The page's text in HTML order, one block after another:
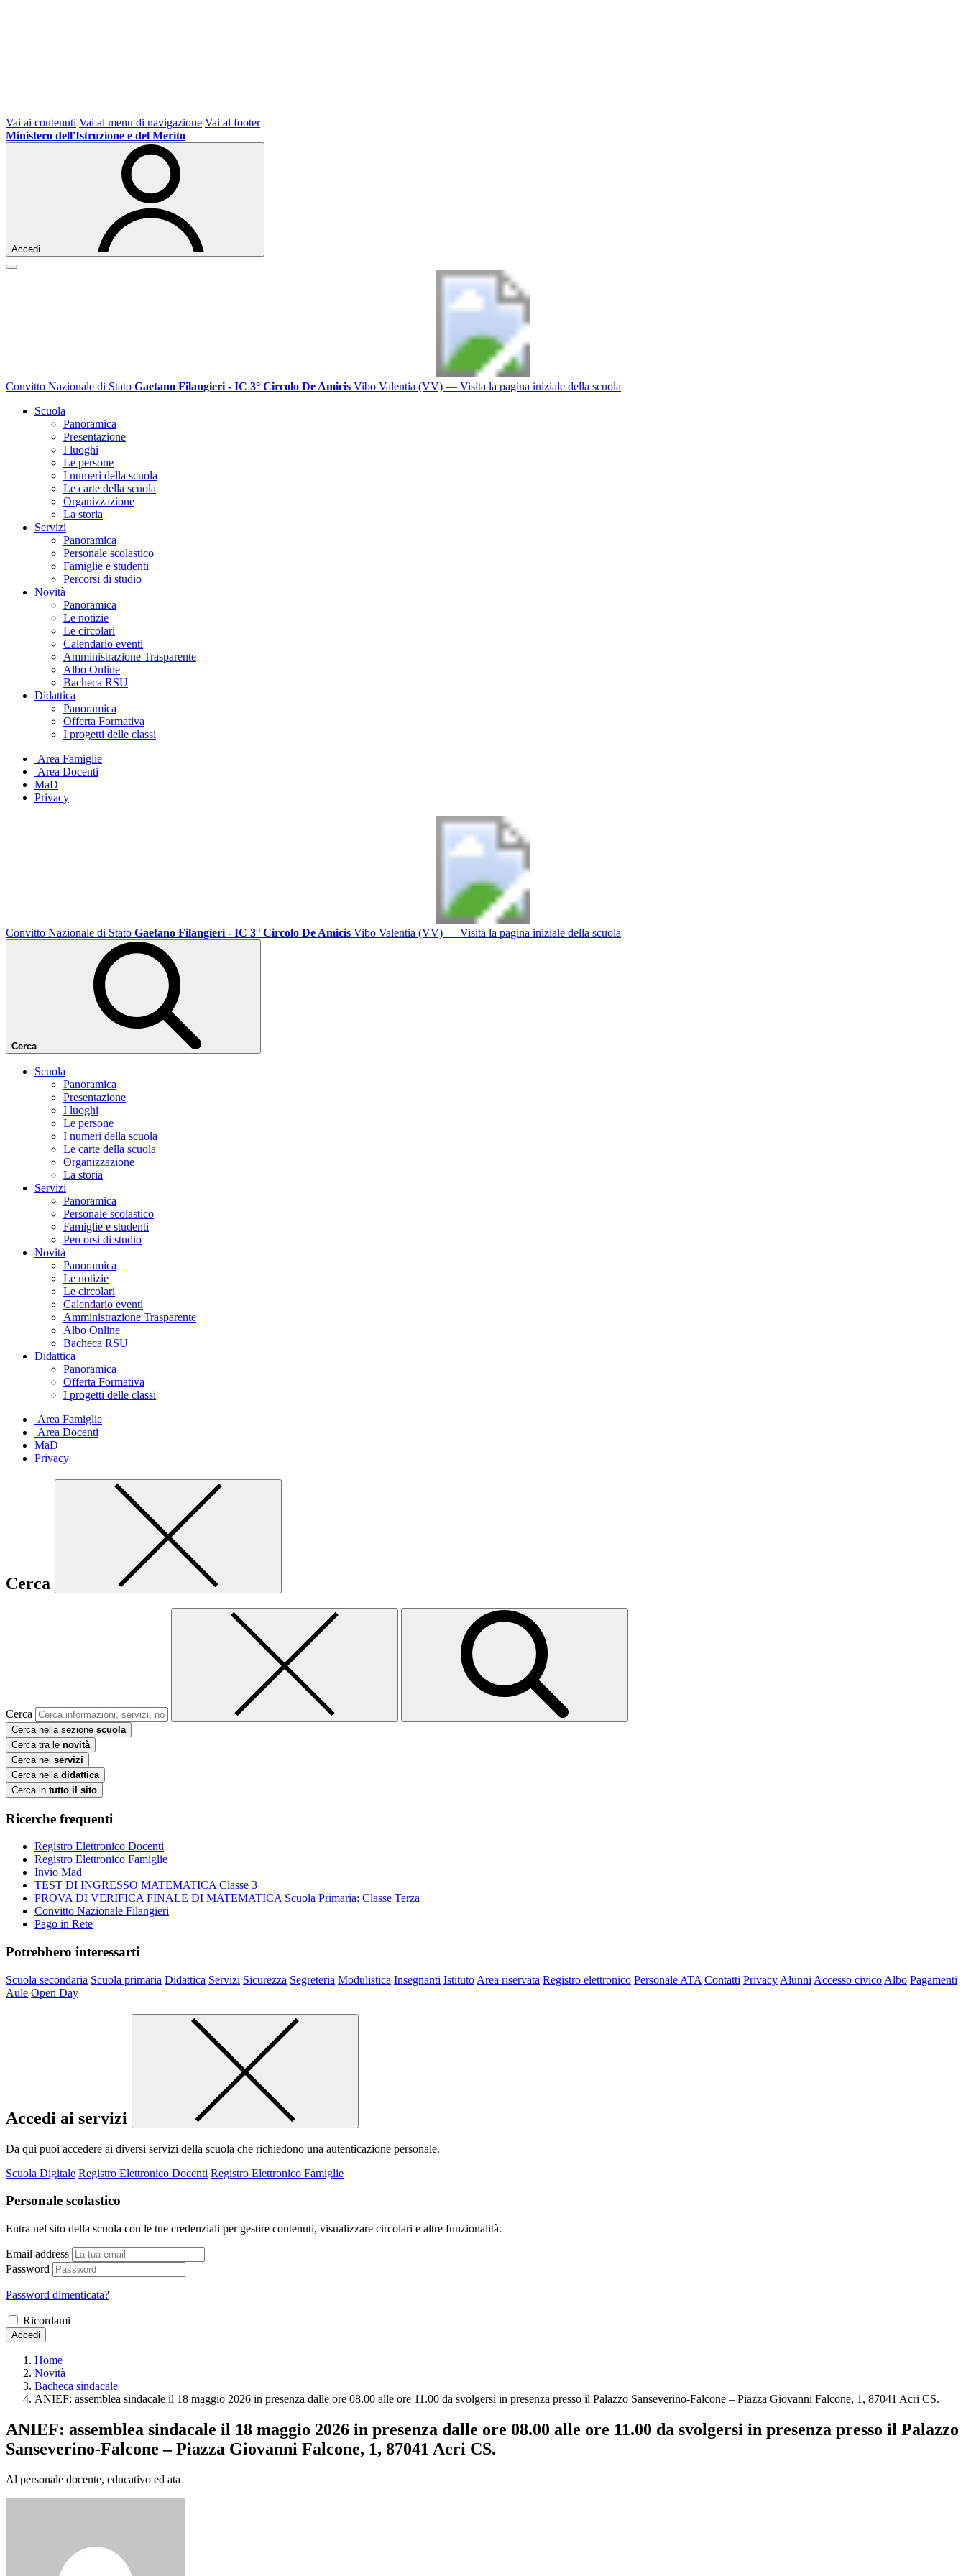
Vai ai contenuti Vai al menu di navigazione Vai al footer
Ministero dell'Istruzione e del Merito
Accedi
Convitto Nazionale di Stato Gaetano Filangieri - IC 3° Circolo De Amicis Vibo Valentia (VV) — Visita la pagina iniziale della scuola
Scuola
Panoramica
Presentazione
I luoghi
Le persone
I numeri della scuola
Le carte della scuola
Organizzazione
La storia
Servizi
Panoramica
Personale scolastico
Famiglie e studenti
Percorsi di studio
Novità
Panoramica
Le notizie
Le circolari
Calendario eventi
Amministrazione Trasparente
Albo Online
Bacheca RSU
Didattica
Panoramica
Offerta Formativa
I progetti delle classi
Area Famiglie
Area Docenti
MaD
Privacy
Convitto Nazionale di Stato Gaetano Filangieri - IC 3° Circolo De Amicis Vibo Valentia (VV) — Visita la pagina iniziale della scuola
Cerca
Scuola
Panoramica
Presentazione
I luoghi
Le persone
I numeri della scuola
Le carte della scuola
Organizzazione
La storia
Servizi
Panoramica
Personale scolastico
Famiglie e studenti
Percorsi di studio
Novità
Panoramica
Le notizie
Le circolari
Calendario eventi
Amministrazione Trasparente
Albo Online
Bacheca RSU
Didattica
Panoramica
Offerta Formativa
I progetti delle classi
Area Famiglie
Area Docenti
MaD
Privacy
Cerca
Cerca
Cerca nella sezione scuola
Cerca tra le novità
Cerca nei servizi
Cerca nella didattica
Cerca in tutto il sito
Ricerche frequenti
Registro Elettronico Docenti
Registro Elettronico Famiglie
Invio Mad
TEST DI INGRESSO MATEMATICA Classe 3
PROVA DI VERIFICA FINALE DI MATEMATICA Scuola Primaria: Classe Terza
Convitto Nazionale Filangieri
Pago in Rete
Potrebbero interessarti
Scuola secondaria Scuola primaria Didattica Servizi Sicurezza Segreteria Modulistica Insegnanti Istituto Area riservata Registro elettronico Personale ATA Contatti Privacy Alunni Accesso civico Albo Pagamenti
Aule Open Day
Accedi ai servizi
Da qui puoi accedere ai diversi servizi della scuola che richiedono una autenticazione personale.
Scuola Digitale Registro Elettronico Docenti Registro Elettronico Famiglie
Personale scolastico
Entra nel sito della scuola con le tue credenziali per gestire contenuti, visualizzare circolari e altre funzionalità.
Email address
Password
Password dimenticata?
Ricordami
Accedi
Home
Novità
Bacheca sindacale
ANIEF: assemblea sindacale il 18 maggio 2026 in presenza dalle ore 08.00 alle ore 11.00 da svolgersi in presenza presso il Palazzo Sanseverino-Falcone – Piazza Giovanni Falcone, 1, 87041 Acri CS.
ANIEF: assemblea sindacale il 18 maggio 2026 in presenza dalle ore 08.00 alle ore 11.00 da svolgersi in presenza presso il Palazzo
Sanseverino-Falcone – Piazza Giovanni Falcone, 1, 87041 Acri CS.
Al personale docente, educativo ed ata